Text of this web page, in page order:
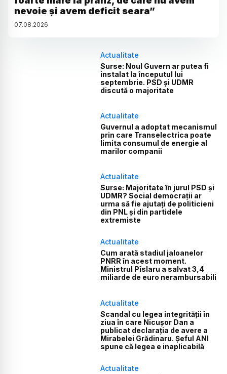
nevoie și avem deficit seara”
07.08.2026
Actualitate
Surse: Noul Guvern ar putea fi
instalat la începutul lui
septembrie. PSD și UDMR
discută o majoritate
Actualitate
Guvernul a adoptat mecanismul
prin care Transelectrica poate
limita consumul de energie al
marilor companii
Actualitate
Surse: Majoritate în jurul PSD și
UDMR? Social democrații ar
urma să fie ajutați de politicieni
din PNL și din partidele
extremiste
Actualitate
Cum arată stadiul jaloanelor
PNRR în acest moment.
Ministrul Pîslaru a salvat 3,4
miliarde de euro nerambursabili
Actualitate
Scandal cu legea integrității în
ziua în care Nicușor Dan a
publicat declarația de avere a
Mirabelei Grădinaru. Șeful ANI
spune că legea e inaplicabilă
Actualitate